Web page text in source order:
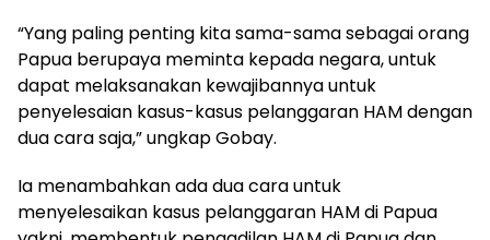
“Yang paling penting kita sama-sama sebagai orang
Papua berupaya meminta kepada negara, untuk
dapat melaksanakan kewajibannya untuk
penyelesaian kasus-kasus pelanggaran HAM dengan
dua cara saja,” ungkap Gobay.
Ia menambahkan ada dua cara untuk
menyelesaikan kasus pelanggaran HAM di Papua